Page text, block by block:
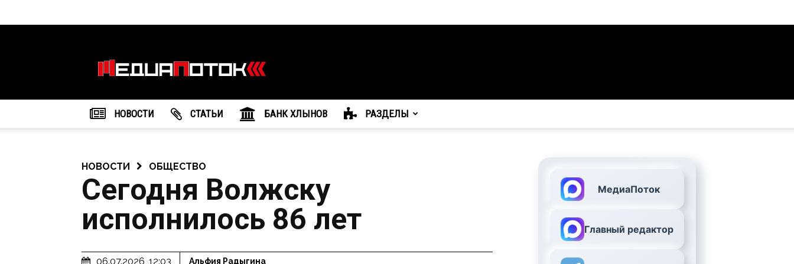
агентство
"МедиаПоток"
НОВОСТИ CТАТЬИ БАНК ХЛЫНОВ РАЗДЕЛЫ
НОВОСТИ ОБЩЕСТВО
Сегодня Волжску
исполнилось 86 лет
06.07.2026, 12:03 Альфия Радыгина
МедиаПоток
Главный редактор